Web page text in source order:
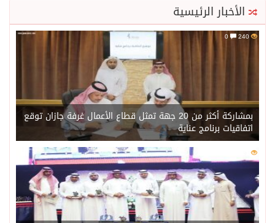
الأخبار الرئيسية
240
بمشاركة أكثر من 20 جهة تمثل قطاع الأعمال غرفة جازان توقع
اتفاقيات برنامج عناية
221